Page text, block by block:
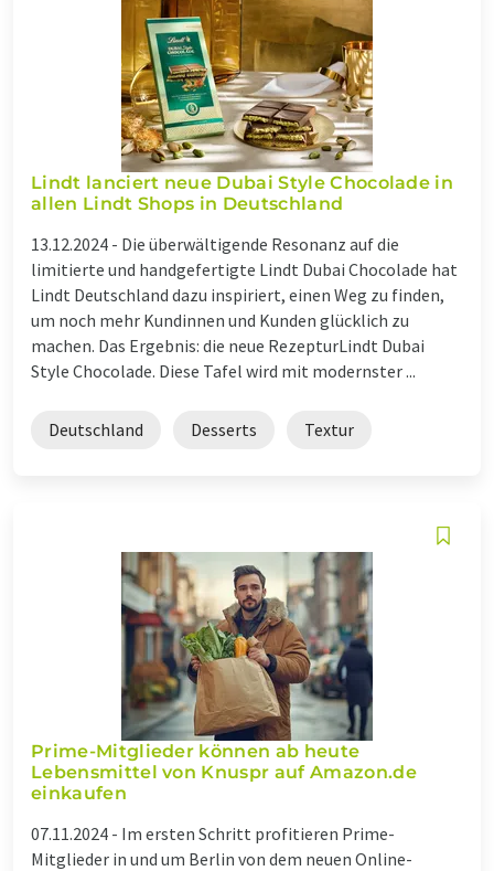
Lindt lanciert neue Dubai Style Chocolade in
allen Lindt Shops in Deutschland
13.12.2024 - Die überwältigende Resonanz auf die
limitierte und handgefertigte Lindt Dubai Chocolade hat
Lindt Deutschland dazu inspiriert, einen Weg zu finden,
um noch mehr Kundinnen und Kunden glücklich zu
machen. Das Ergebnis: die neue RezepturLindt Dubai
Style Chocolade. Diese Tafel wird mit modernster ...
Deutschland Desserts Textur
Prime-Mitglieder können ab heute
Lebensmittel von Knuspr auf Amazon.de
einkaufen
07.11.2024 - Im ersten Schritt profitieren Prime-
Mitglieder in und um Berlin von dem neuen Online-